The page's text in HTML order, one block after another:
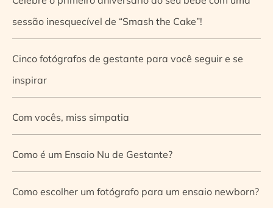
sessão inesquecível de “Smash the Cake”!
Cinco fotógrafos de gestante para você seguir e se
inspirar
Com vocês, miss simpatia
Como é um Ensaio Nu de Gestante?
Como escolher um fotógrafo para um ensaio newborn?